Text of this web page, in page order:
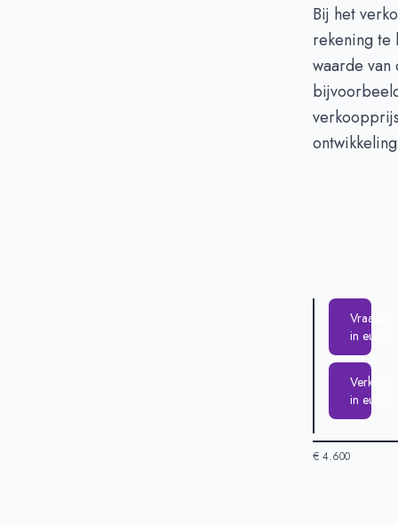
Vraagprijs in
Verkoopprijs
Bij het
rekening te
waarde
Vraagprijs
in euro's
in euro's
€ 4.600